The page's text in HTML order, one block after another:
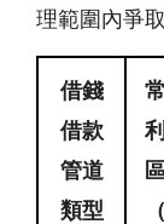
理範圍內爭
借錢
借款
管道
類型